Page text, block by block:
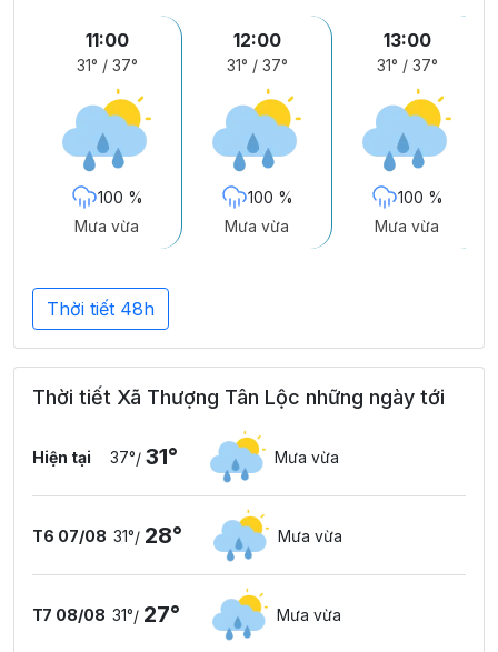
11:00
31° / 37°
100 %
Mưa vừa
12:00
31° / 37°
100 %
Mưa vừa
13:00
31° / 37°
100 %
Mưa vừa
Thời tiết 48h
Thời tiết Xã Thượng Tân Lộc những ngày tới
Hiện tại 37°/ 31° Mưa vừa
T6 07/08 31°/ 28° Mưa vừa
T7 08/08 31°/ 27° Mưa vừa